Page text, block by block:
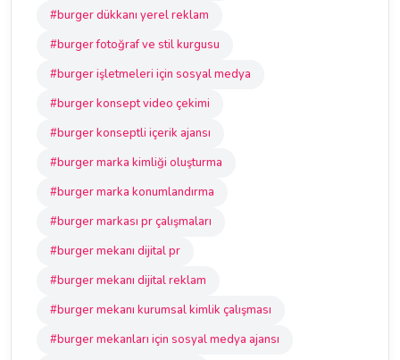
#burger dükkanı yerel reklam
#burger fotoğraf ve stil kurgusu
#burger işletmeleri için sosyal medya
#burger konsept video çekimi
#burger konseptli içerik ajansı
#burger marka kimliği oluşturma
#burger marka konumlandırma
#burger markası pr çalışmaları
#burger mekanı dijital pr
#burger mekanı dijital reklam
#burger mekanı kurumsal kimlik çalışması
#burger mekanları için sosyal medya ajansı